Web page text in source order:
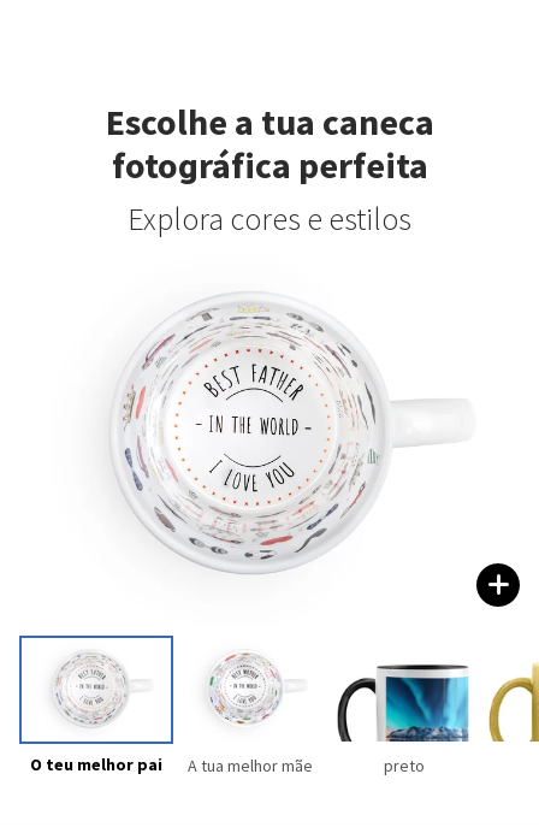
Escolhe a tua caneca
fotográfica perfeita
Explora cores e estilos
O teu melhor pai A tua melhor mãe preto